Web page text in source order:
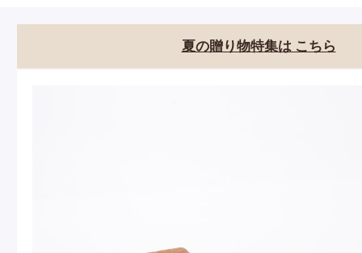
オンラインブティ
E-Gourmandise
夏の贈り物特集は こちら